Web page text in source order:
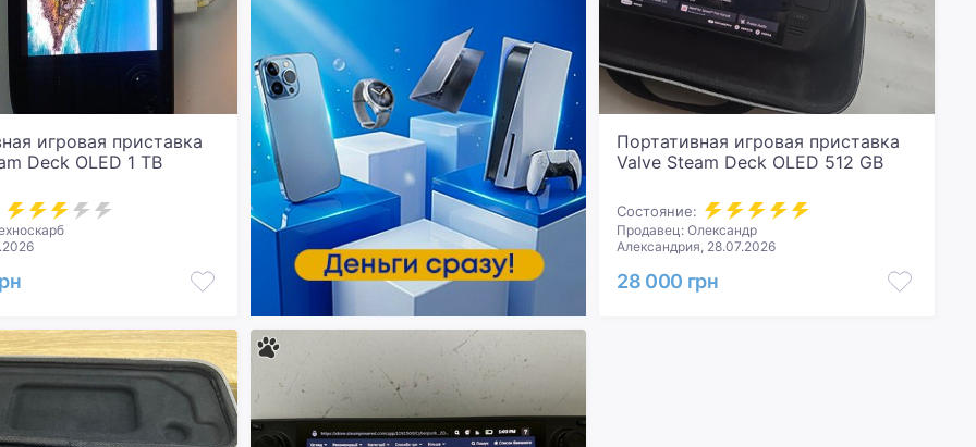
игровая приставка
Deck OLED 1 TB
Портативная игровая приставка
Valve Steam Deck OLED 512 GB
Состояние:
Продавец: Олександр
Александрия, 28.07.2026
28 000 грн